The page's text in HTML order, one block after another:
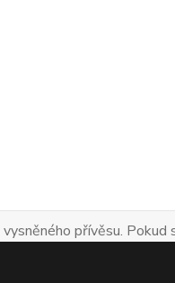
přívěsu.